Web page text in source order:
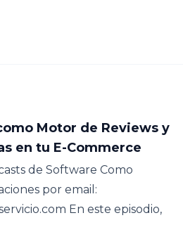
Motor de Reviews y
en tu E-Commerce
de Software Como
por email:
En este episodio,